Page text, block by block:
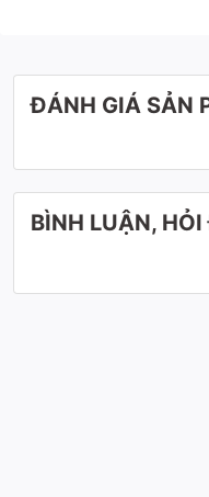
ĐÁNH GIÁ SẢN
BÌNH LUẬN,